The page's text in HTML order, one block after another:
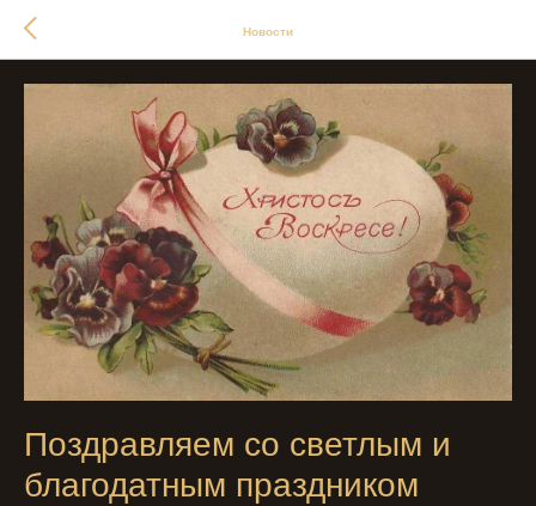
Новости
Поздравляем со светлым и
благодатным праздником